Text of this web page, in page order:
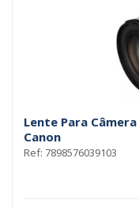
Lente Para
Canon
Ref: 7898576039103